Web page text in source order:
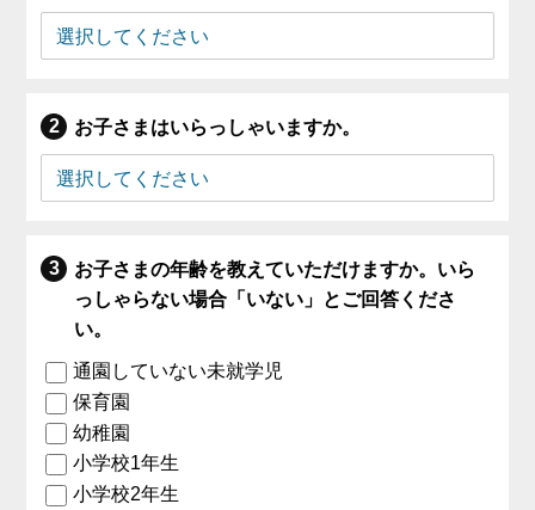
お子さまはいらっしゃいますか。
お子さまの年齢を教えていただけますか。いら
っしゃらない場合「いない」とご回答くださ
い。
通園していない未就学児
保育園
幼稚園
小学校1年生
小学校2年生